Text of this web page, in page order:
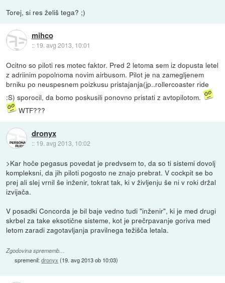
Torej, si res želiš tega? ;)
mihco
:: 19. avg 2013, 10:01
Ocitno so piloti res motec faktor. Pred 2 letoma sem iz dopusta letel
z adriinim popolnoma novim airbusom. Pilot je na zamegljenem
brniku po neuspesnem poizkusu pristajanja(jp..rollercoaster ride
:S) sporocil, da bomo poskusili ponovno pristati z avtopilotom.
WTF???
dronyx
:: 19. avg 2013, 10:02
>Kar hoče pegasus povedat je predvsem to, da so ti sistemi dovolj
kompleksni, da jih piloti pogosto ne znajo prebrat. V cockpit se bo
prej ali slej vrnil še inženir, tokrat tak, ki v življenju še ni v roki držal
izvijača.
V posadki Concorda je bil baje vedno tudi "inženir", ki je med drugi
skrbel za take eksotične sisteme, kot je prečrpavanje goriva med
letom zaradi zagotavljanja pravilnega težišča letala.
Zgodovina sprememb…
spremenil:dronyx (19. avg 2013 ob 10:03)